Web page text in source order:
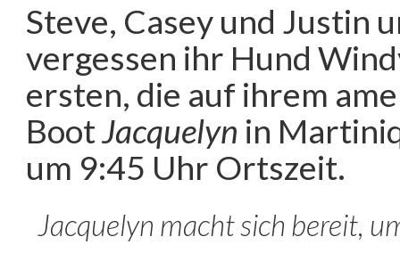
Steve, Casey und Justin
vergessen ihr Hund
ersten, die auf ihrem
BootJacquelyn in
um 9:45 Uhr Ortszeit.
Jacquelyn macht sich bereit,